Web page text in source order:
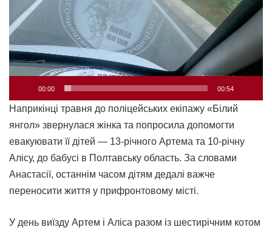
00:00 00:54
Наприкінці травня до поліцейських екіпажу «Білий
янгол» звернулася жінка та попросила допомогти
евакуювати її дітей — 13-річного Артема та 10-річну
Алісу, до бабусі в Полтавську область. За словами
Анастасії, останнім часом дітям дедалі важче
переносити життя у прифронтовому місті.
У день виїзду Артем і Аліса разом із шестирічним котом